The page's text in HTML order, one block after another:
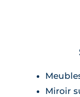
également
salles de bains
Miroir